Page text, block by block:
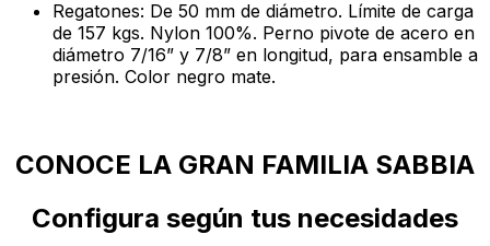
Regatones: De 50 mm de diámetro. Límite de carga
de 157 kgs. Nylon 100%. Perno pivote de acero en
diámetro 7/16” y 7/8” en longitud, para ensamble a
presión. Color negro mate.
CONOCE LA GRAN FAMILIA SABBIA
Configura según tus necesidades